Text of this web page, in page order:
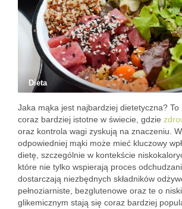
Dieta
Jaka mąka jest najbardziej dietetyczna? To
coraz bardziej istotne w świecie, gdzie
oraz kontrola wagi zyskują na znaczeniu.
odpowiedniej mąki może mieć kluczowy
dietę, szczególnie w kontekście
które nie tylko wspierają proces
dostarczają niezbędnych składników
pełnoziarniste, bezglutenowe oraz te o
glikemicznym stają się coraz bardziej